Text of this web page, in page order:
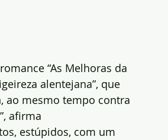
“As Melhoras da
alentejana”, que
ao mesmo tempo contra
afirma
estúpidos, com um